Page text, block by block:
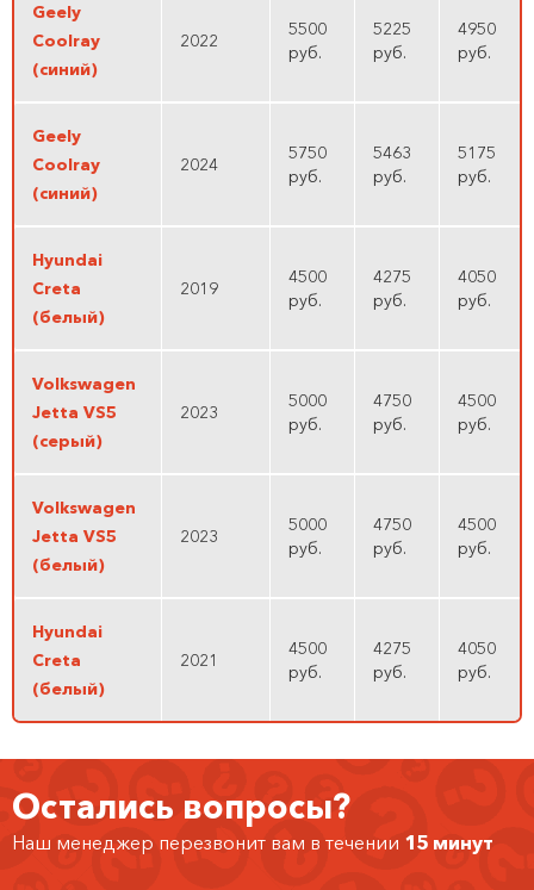
Geely
Coolray
(синий)
2022
5500
руб.
5225
руб.
4950
руб.
Geely
Coolray
(синий)
2024
5750
руб.
5463
руб.
5175
руб.
Hyundai
Creta
(белый)
2019
4500
руб.
4275
руб.
4050
руб.
Volkswagen
Jetta VS5
(серый)
2023
5000
руб.
4750
руб.
4500
руб.
Volkswagen
Jetta VS5
(белый)
2023
5000
руб.
4750
руб.
4500
руб.
Hyundai
Creta
(белый)
2021
4500
руб.
4275
руб.
4050
руб.
Остались вопросы?
Наш менеджер перезвонит вам в течении 15 минут